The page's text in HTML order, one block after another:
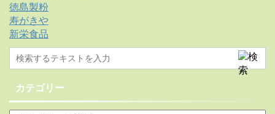
徳島製粉
寿がきや
新栄食品
カテゴリー